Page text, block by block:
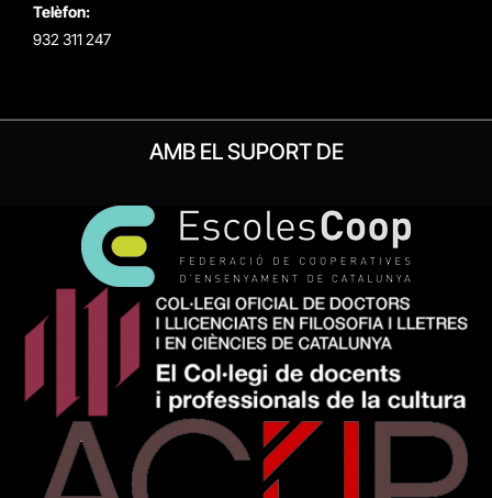
Telèfon:
932 311 247
AMB EL SUPORT DE